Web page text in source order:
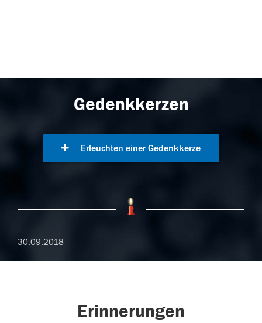
Gedenkkerzen
Erleuchten einer Gedenkkerze
30.09.2018
Erinnerungen